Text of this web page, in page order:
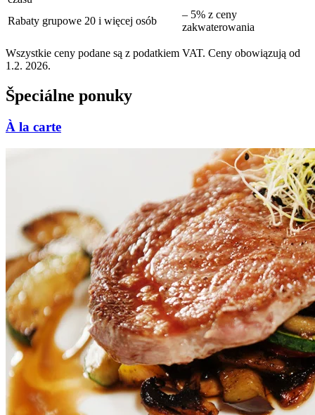
Rabaty grupowe 20 i więcej osób
– 5% z ceny
zakwaterowania
Wszystkie ceny podane są z podatkiem VAT. Ceny obowiązują od
1.2. 2026.
Špeciálne ponuky
À la carte